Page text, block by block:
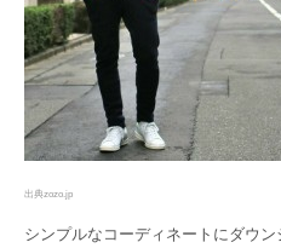
出典zozo.jp
シンプルなコーディネートにダウ